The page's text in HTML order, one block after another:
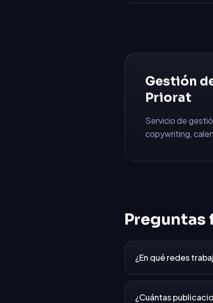
Gestión
Priorat
Servicio de
copywriting,
Preguntas
¿En qué redes
¿Cuántas